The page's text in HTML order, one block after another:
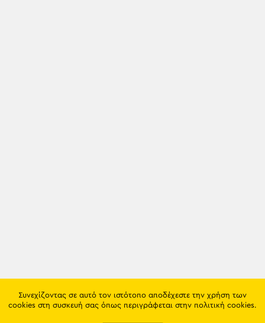
Συνεχίζοντας σε αυτό τον ιστότοπο αποδέχεστε την χρήση των
cookies στη συσκευή σας όπως περιγράφεται στην πολιτική cookies.